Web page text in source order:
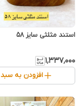
استند مثلثی سایز ۵۸
۱٬۳۳۷٬۰۰۰
افزودن به سبد